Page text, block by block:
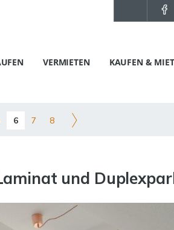
VERMIETEN KAUFEN &
6 7 8
und